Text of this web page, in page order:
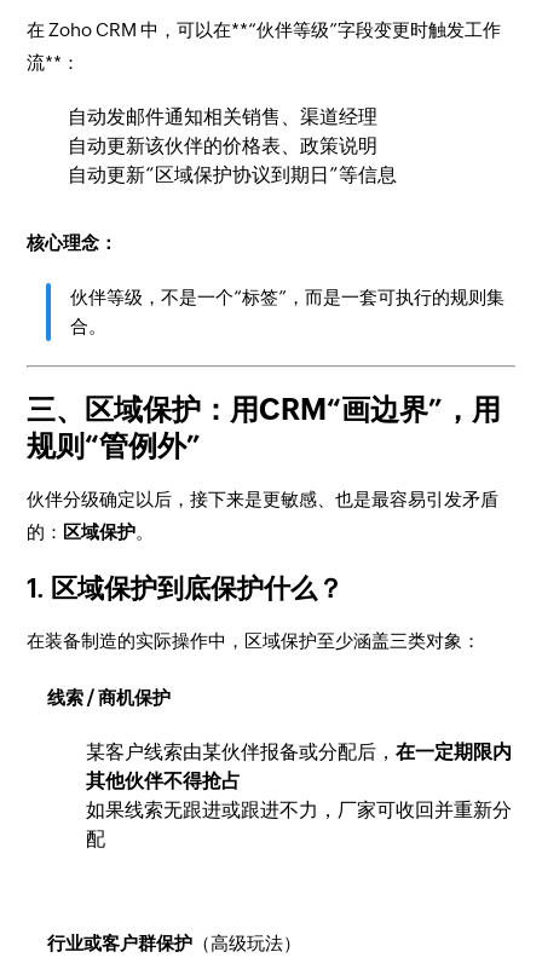
在 Zoho CRM 中，可以在**“伙伴等级”字段变更时触发工作
流**：
自动发邮件通知相关销售、渠道经理
自动更新该伙伴的价格表、政策说明
自动更新“区域保护协议到期日”等信息
核心理念：
伙伴等级，不是一个“标签”，而是一套可执行的规则集
合。
三、区域保护：用CRM“画边界”，用
规则“管例外”
伙伴分级确定以后，接下来是更敏感、也是最容易引发矛盾
的： 区域保护。
1. 区域保护到底保护什么？
在装备制造的实际操作中，区域保护至少涵盖三类对象：
线索 / 商机保护
某客户线索由某伙伴报备或分配后，在一定期限内
其他伙伴不得抢占
如果线索无跟进或跟进不力，厂家可收回并重新分
配
行业或客户群保护 （高级玩法）